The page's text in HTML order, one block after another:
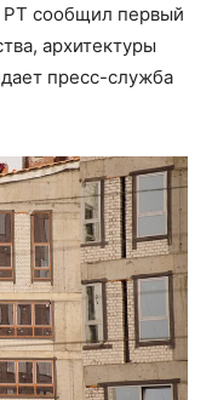
РТ сообщил первый
архитектуры
пресс-служба